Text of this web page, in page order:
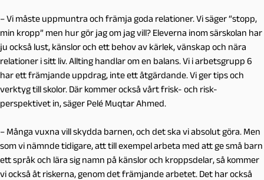
– Vi måste uppmuntra och främja goda relationer. Vi säger “stopp,
min kropp” men hur gör jag om jag vill? Eleverna inom särskolan har
ju också lust, känslor och ett behov av kärlek, vänskap och nära
relationer i sitt liv. Allting handlar om en balans. Vi i arbetsgrupp 6
har ett främjande uppdrag, inte ett åtgärdande. Vi ger tips och
verktyg till skolor. Där kommer också vårt frisk- och risk-
perspektivet in, säger Pelé Muqtar Ahmed.
– Många vuxna vill skydda barnen, och det ska vi absolut göra. Men
som vi nämnde tidigare, att till exempel arbeta med att ge små barn
ett språk och lära sig namn på känslor och kroppsdelar, så kommer
vi också åt riskerna, genom det främjande arbetet. Det har också